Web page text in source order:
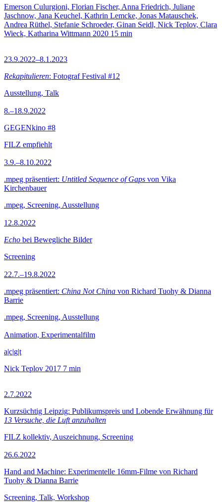
Emerson Culurgioni, Florian Fischer, Anna Friedrich, Juliane
Jaschnow, Jana Keuchel, Kathrin Lemcke, Jonas Matauschek,
Andrea Rüthel, Stefanie Schroeder, Ginan Seidl, Nick Teplov, Clara
Wieck, Katharina Wittmann 2020 15 min
23.9.2022–8.1.2023
Rekapitulieren: Fotograf Festival #12
Ausstellung, Talk
8.–18.9.2022
GEGENkino #8
FILZ empfiehlt
3.9.–8.10.2022
.mpeg präsentiert: Untitled Sequence of Gaps von Vika
Kirchenbauer
.mpeg, Screening, Ausstellung
12.8.2022
Echo bei Bewegliche Bilder
Screening
22.7.–19.8.2022
.mpeg präsentiert: China Not China von Richard Tuohy & Dianna
Barrie
.mpeg, Screening, Ausstellung
Animation, Experimentalfilm
a|c|g|t
Nick Teplov 2017 7 min
2.7.2022
Kurzsüchtig Leipzig: Publikumspreis und Lobende Erwähnung für
13 Versuche, die Luft anzuhalten
FILZ kollektiv, Auszeichnung, Screening
26.6.2022
Hand and Machine: Experimentelle 16mm-Filme von Richard
Tuohy & Dianna Barrie
Screening, Talk, Workshop